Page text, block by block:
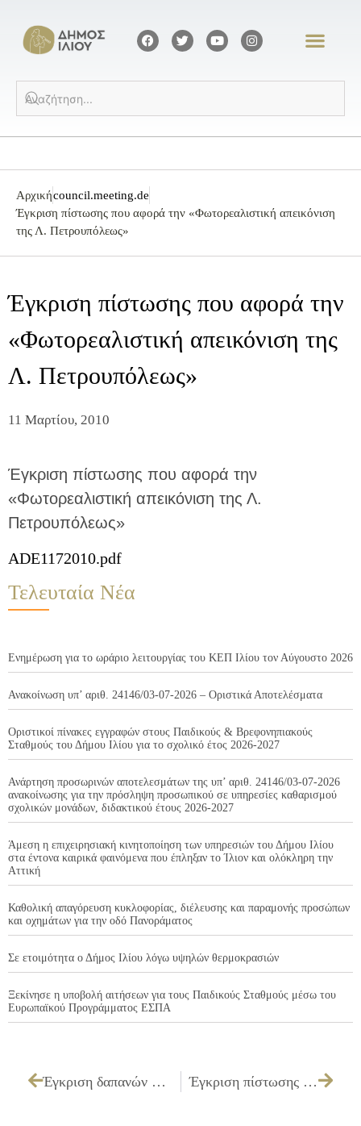
Αρχικήcouncil.meeting.de
Έγκριση πίστωσης που αφορά την «Φωτορεαλιστική απεικόνιση
της Λ. Πετρουπόλεως»
Έγκριση πίστωσης που αφορά την
«Φωτορεαλιστική απεικόνιση της
Λ. Πετρουπόλεως»
11 Μαρτίου, 2010
Έγκριση πίστωσης που αφορά την
«Φωτορεαλιστική απεικόνιση της Λ.
Πετρουπόλεως»
ADE1172010.pdf
Τελευταία Νέα
Ενημέρωση για το ωράριο λειτουργίας του ΚΕΠ Ιλίου τον Αύγουστο 2026
Ανακοίνωση υπ’ αριθ. 24146/03-07-2026 – Οριστικά Αποτελέσματα
Οριστικοί πίνακες εγγραφών στους Παιδικούς & Βρεφονηπιακούς
Σταθμούς του Δήμου Ιλίου για το σχολικό έτος 2026-2027
Ανάρτηση προσωρινών αποτελεσμάτων της υπ’ αριθ. 24146/03-07-2026
ανακοίνωσης για την πρόσληψη προσωπικού σε υπηρεσίες καθαρισμού
σχολικών μονάδων, διδακτικού έτους 2026-2027
Άμεση η επιχειρησιακή κινητοποίηση των υπηρεσιών του Δήμου Ιλίου
στα έντονα καιρικά φαινόμενα που έπληξαν το Ίλιον και ολόκληρη την
Αττική
Καθολική απαγόρευση κυκλοφορίας, διέλευσης και παραμονής προσώπων
και οχημάτων για την οδό Πανοράματος
Σε ετοιμότητα ο Δήμος Ιλίου λόγω υψηλών θερμοκρασιών
Ξεκίνησε η υποβολή αιτήσεων για τους Παιδικούς Σταθμούς μέσω του
Ευρωπαϊκού Προγράμματος ΕΣΠΑ
Έγκριση δαπανών που πληρώθηκαν από την Παγία Προκαταβολή, συνολικού ποσού 4.744,33 € Έγκριση πίστωσης και τεχνικών προδιαγραφών και καθορισμός τρόπου εκτέλεσης για την «Προμήθεια φαρμακευτικού και υγειονομικού υλικού για τις ανάγκες του Τμήματος Προληπτικής Ιατρικής και Υγείας της Δ/νσης Κοινωνικών Υπηρεσιών και Υγείας»